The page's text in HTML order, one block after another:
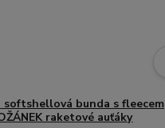
softshellová bunda s fleecem
raketové auťáky